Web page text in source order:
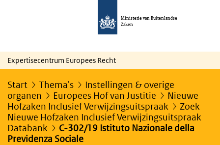
Ministerie van Buitenlandse
Zaken
Expertisecentrum Europees Recht
Start Thema's
Instellingen & overige
organen
Europees Hof van Justitie
Nieuwe
Hofzaken Inclusief Verwijzingsuitspraak
Zoek
Nieuwe Hofzaken Inclusief Verwijzingsuitspraak
Databank
C-302/19 Istituto Nazionale della
Previdenza Sociale